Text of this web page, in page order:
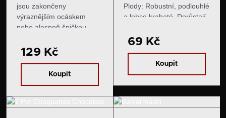
jsou zakončeny
výraznějším ocáskem
nebo alespoň špičkou.
nádherně sytou fialovou
popisuje docela složitě.
Jedná se o směs fialové s
129 Kč
Koupit
Plody: Robustní, podlouhlé
a lehce krabaté. Dorůstají
průměru okolo 3 cm.
zelené, následně zrají do
sytého odstínu červené
69 Kč
Koupit